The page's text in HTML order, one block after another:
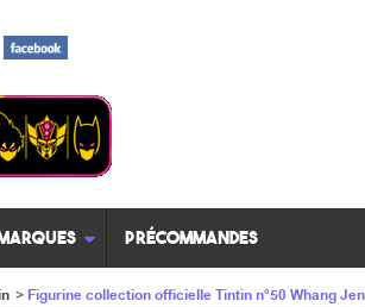
Précommandes
> Figurine collection officielle Tintin n°50 Whang